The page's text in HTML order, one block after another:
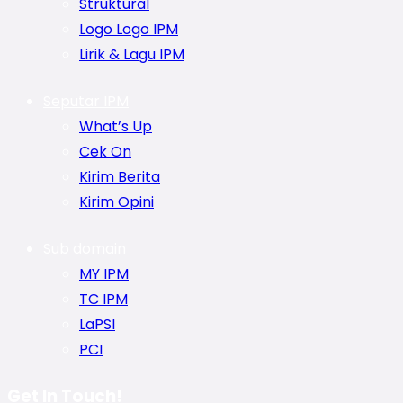
Struktural
Logo Logo IPM
Lirik & Lagu IPM
What’s Up
Cek On
Kirim Berita
Kirim Opini
MY IPM
TC IPM
LaPSI
PCI